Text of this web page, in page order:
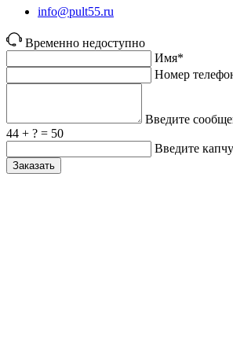
info@pult55.ru
Временно недоступно
Имя*
Номер
Введите
44 + ? = 50
Введите
Заказать